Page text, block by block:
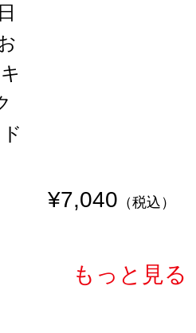
¥7,040 （税込）
もっと見る